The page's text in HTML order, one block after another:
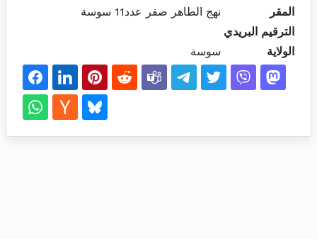
المقر
نهج الطاهر صفر عدد11 سوسة
الترقيم البريدي
الولاية
سوسة